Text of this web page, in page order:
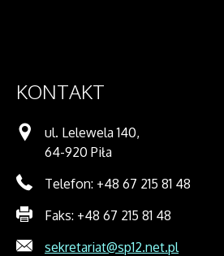
KONTAKT
ul. Lelewela 140,
64-920 Piła
Telefon: +48 67 215 81 48
Faks: +48 67 215 81 48
sekretariat@sp12.net.pl